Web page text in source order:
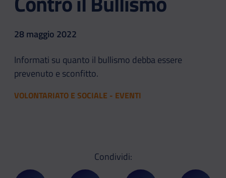
28 maggio 2022
Informati su quanto il bullismo debba essere
prevenuto e sconfitto.
VOLONTARIATO E SOCIALE - EVENTI
Condividi: